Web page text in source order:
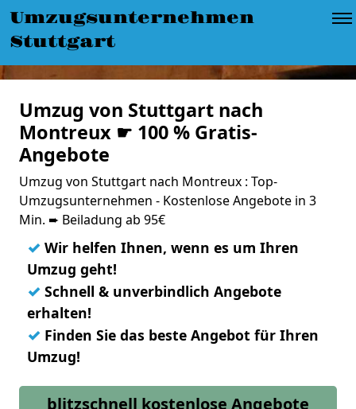
Umzugsunternehmen
Stuttgart
Umzug von Stuttgart nach
Montreux ☛ 100 % Gratis-
Angebote
Umzug von Stuttgart nach Montreux : Top-
Umzugsunternehmen - Kostenlose Angebote in 3
Min. ➨ Beiladung ab 95€
✓ Wir helfen Ihnen, wenn es um Ihren
Umzug geht!
✓ Schnell & unverbindlich Angebote
erhalten!
✓ Finden Sie das beste Angebot für Ihren
Umzug!
blitzschnell kostenlose Angebote